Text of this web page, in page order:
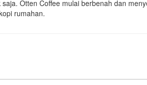
Otten Coffee mulai berbenah dan
rumahan.